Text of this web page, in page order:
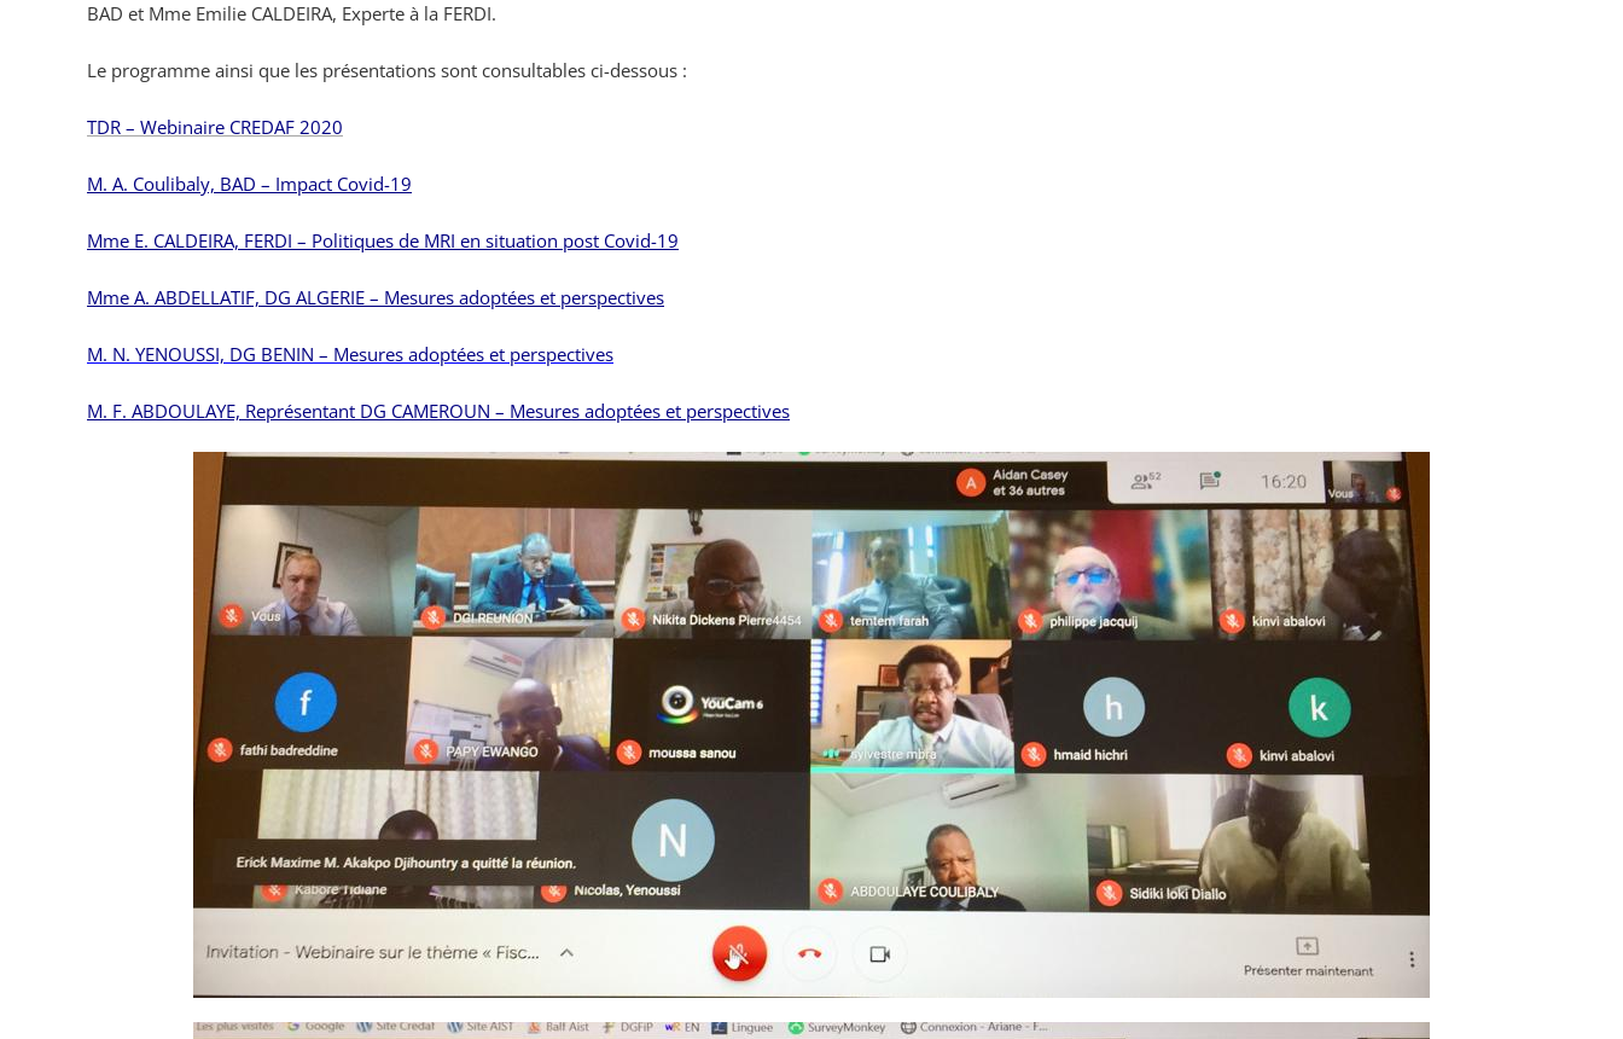
BAD et Mme Emilie CALDEIRA, Experte à la FERDI.
Le programme ainsi que les présentations sont consultables ci-dessous :
TDR – Webinaire CREDAF 2020
M. A. Coulibaly, BAD – Impact Covid-19
Mme E. CALDEIRA, FERDI – Politiques de MRI en situation post Covid-19
Mme A. ABDELLATIF, DG ALGERIE – Mesures adoptées et perspectives
M. N. YENOUSSI, DG BENIN – Mesures adoptées et perspectives
M. F. ABDOULAYE, Représentant DG CAMEROUN – Mesures adoptées et perspectives